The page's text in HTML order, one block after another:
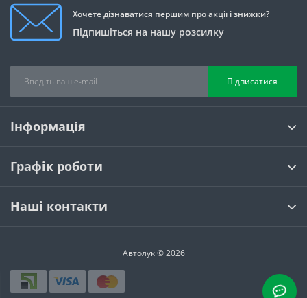
Хочете дізнаватися першим про акції і знижки?
Підпишіться на нашу розсилку
Підписатися
Інформація
Графік роботи
Наші контакти
Автолук © 2026